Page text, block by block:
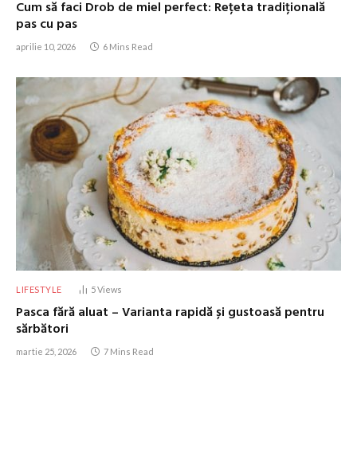
Cum să faci Drob de miel perfect: Rețeta tradițională
pas cu pas
aprilie 10, 2026 6 Mins Read
LIFESTYLE 5Views
Pasca fără aluat – Varianta rapidă și gustoasă pentru
sărbători
martie 25, 2026 7 Mins Read